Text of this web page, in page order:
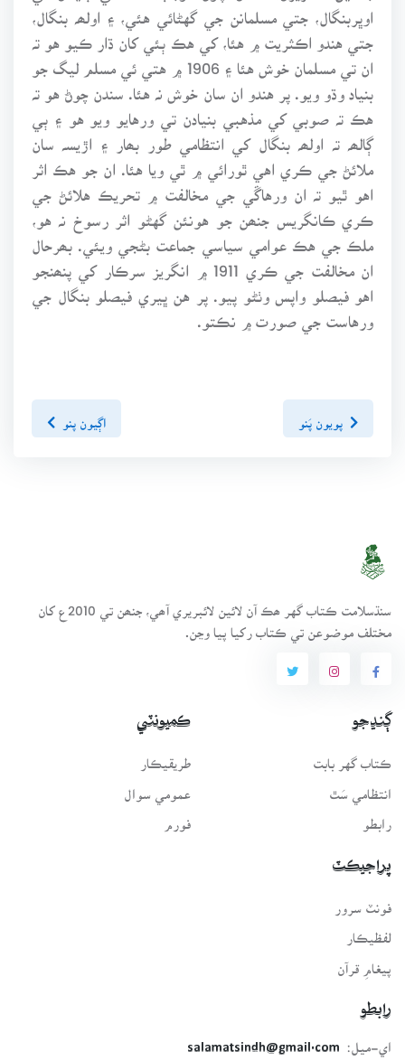
اوڀربنگال، جتي مسلمانن جي گهڻائي هئي، ۽ اولھہ بنگال،
جتي هندو اڪثريت ۾ هئا، کي هڪ ٻئي کان ڌار ڪيو هو تہ
ان تي مسلمان خوش هئا ۽ 1906 ۾ هتي ئي مسلم ليگ جو
بنياد وڌو ويو. پر هندو ان سان خوش نہ هئا. سندن چوڻ هو تہ
هڪ تہ صوبي کي مذهبي بنيادن تي ورهايو ويو هو ۽ ٻي
ڳالھہ تہ اولھہ بنگال کي انتظامي طور بھار ۽ اڙيسہ سان
ملائڻ جي ڪري اهي ٿورائي ۾ ٿي ويا هئا. ان جو هڪ اثر
اهو ٿيو تہ ان ورهاڱي جي مخالفت ۾ تحريڪ هلائڻ جي
ڪري ڪانگريس جنھن جو هونئن گهڻو اثر رسوخ نہ هو،
ملڪ جي هڪ عوامي سياسي جماعت بڻجي ويئي. بھرحال
ان مخالفت جي ڪري 1911 ۾ انگريز سرڪار کي پنھنجو
اهو فيصلو واپس وٺڻو پيو. پر هن ڀيري فيصلو بنگال جي
ورهاست جي صورت ۾ نڪتو.
پويون پَنو اڳيون پنو
سنڌسلامت ڪتاب گهر ھڪ آن لائين لائبريري آھي، جنھن تي 2010ع کان
مختلف موضوعن تي ڪتاب رکيا پيا وڃن.
ڳنڍجو
ڪتاب گهر بابت
انتظامي سَٿ
رابطو
ڪميونٽي
طريقيڪار
عمومي سوال
فورم
پراجيڪٽ
لفظيڪار
پيغامِ قرآن
رابطو
اي-ميل:
salamatsindh@gmail.com